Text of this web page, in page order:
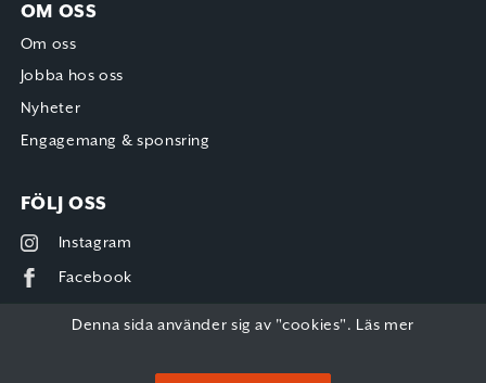
OM OSS
Om oss
Jobba hos oss
Nyheter
Engagemang & sponsring
FÖLJ OSS
Instagram
Facebook
Denna sida använder sig av "cookies". Läs mer